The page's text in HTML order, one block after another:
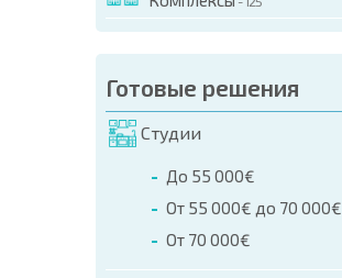
Готовые решения
Студии
До 55 000€
От 55 000€ до 70 000€
От 70 000€
телефонам:
+359 8 9797 99 03